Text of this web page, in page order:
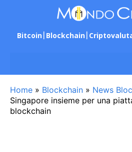
Bitcoin Blockchain
Home » Blockchain » News
Singapore insieme per una
blockchain